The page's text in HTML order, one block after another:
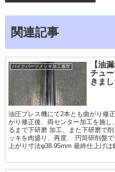
関連記事
バイクパーツメッキ加工履歴
【油
チュ
きま
油圧プレス機にて2本とも曲がり
がり修正後、両センター加工を施
るまで下研磨 加工、また下研磨で
ッキを肉盛り、再度、 円筒研削盤
上がり寸法φ38.95mm 最終仕上げ